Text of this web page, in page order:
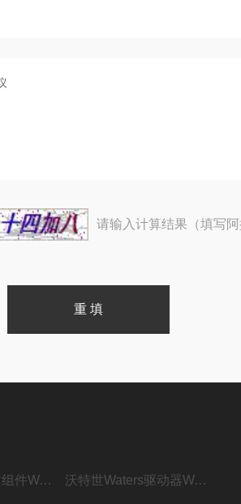
请输入计算结果（填写
Waters进样密封组件WAT271019密封垫现货 沃特世Waters驱动器WAT270928现货